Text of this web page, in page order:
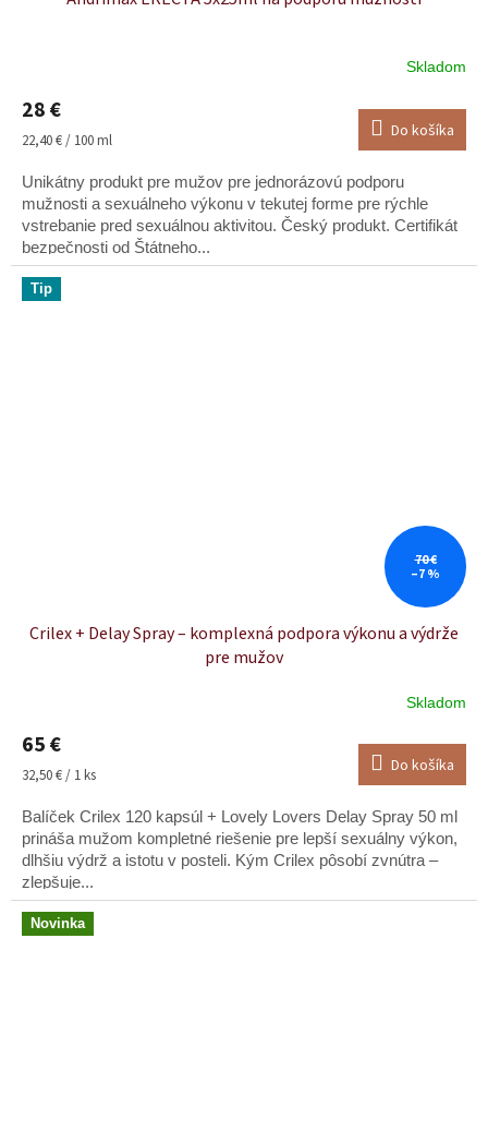
Skladom
28 €
Jednotková
22,40 € / 100 ml Do košíka
Unikátny produkt pre mužov pre jednorázovú podporu
mužnosti a sexuálneho výkonu v tekutej forme pre rýchle
vstrebanie pred sexuálnou aktivitou. Český produkt. Certifikát
bezpečnosti od Štátneho...
Tip
70 €
–7 %
Crilex + Delay Spray – komplexná podpora výkonu a výdrže
pre mužov
Skladom
65 €
Jednotková
32,50 € / 1 ks Do košíka
Balíček Crilex 120 kapsúl + Lovely Lovers Delay Spray 50 ml
prináša mužom kompletné riešenie pre lepší sexuálny výkon,
dlhšiu výdrž a istotu v posteli. Kým Crilex pôsobí zvnútra –
zlepšuje...
Novinka